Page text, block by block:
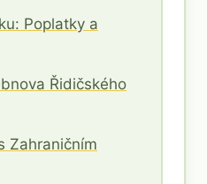
Poplatky a
Řidičského
Zahraničním